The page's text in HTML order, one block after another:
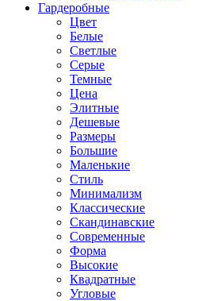
Гардеробные
Цвет
Белые
Светлые
Серые
Темные
Цена
Элитные
Дешевые
Размеры
Большие
Маленькие
Стиль
Минимализм
Классические
Скандинавские
Современные
Форма
Высокие
Квадратные
Угловые